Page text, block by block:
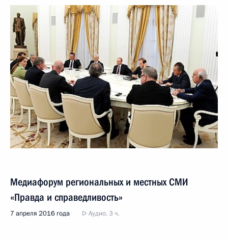
Медиафорум региональных и местных СМИ
«Правда и справедливость»
7 апреля 2016 года Аудио, 3 ч.